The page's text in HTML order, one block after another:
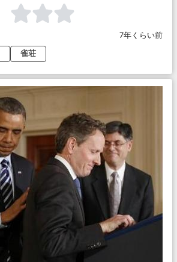
7年くらい前
雀荘